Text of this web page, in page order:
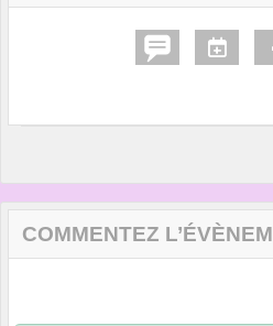
COMMENTEZ